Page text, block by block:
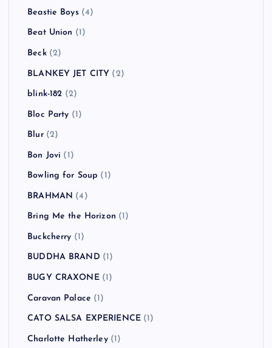
Beastie Boys(4)
Beat Union (1)
Beck(2)
BLANKEY JET CITY (2)
blink-182 (2)
Bloc Party (1)
Blur(2)
Bon Jovi (1)
Bowling for Soup (1)
BRAHMAN (4)
Bring Me the Horizon (1)
Buckcherry (1)
BUDDHA BRAND (1)
BUGY CRAXONE(1)
Caravan Palace (1)
CATO SALSA EXPERIENCE (1)
Charlotte Hatherley(1)